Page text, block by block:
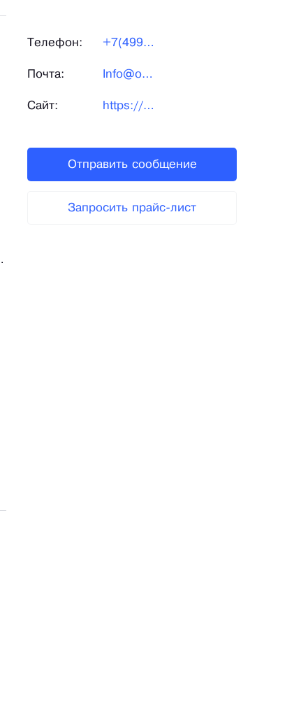
Телефон: +7(499)394-70-65
Почта: Info@optitraderus.ru
Сайт: https://optitraderus.ru/
Отправить сообщение
Запросить прайс-лист